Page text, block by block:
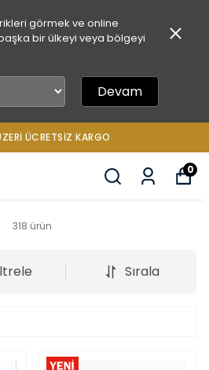
görmek ve online
bir ülkeyi veya bölgeyi
Devam
ÜCRETSİZ KARGO
0
318 ürün
Sırala